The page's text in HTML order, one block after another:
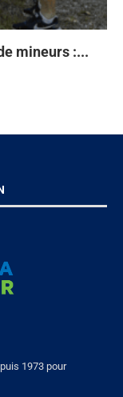
mineurs :...
1973 pour